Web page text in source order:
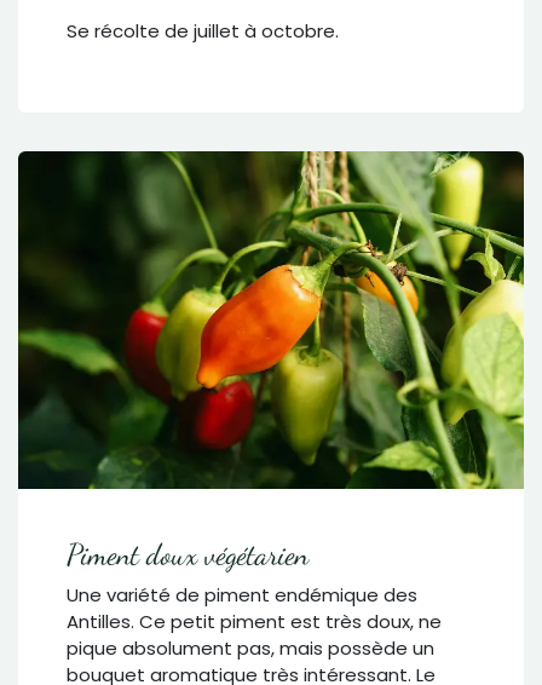
Se récolte de juillet à octobre.
Piment doux végétarien
Une variété de piment endémique des
Antilles. Ce petit piment est très doux, ne
pique absolument pas, mais possède un
bouquet aromatique très intéressant. Le